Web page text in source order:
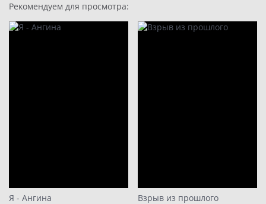
7 серия
8 серия
Рекомендуем для просмотра:
Я - Ангина Взрыв из прошлого